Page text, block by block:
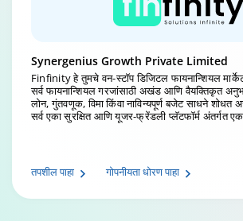
Synergenius Growth Private Limited
Finfinity हे तुमचे वन-स्टॉप डिजिटल फायनान्शियल
सर्व फायनान्शियल गरजांसाठी अखंड आणि वैयक्तिकृत
लोन, गुंतवणूक, विमा किंवा नाविन्यपूर्ण बजेट साधने
सर्व एका सुरक्षित आणि यूजर-फ्रेंडली प्लॅटफॉर्म अंतर्गत
तपशील पाहा गोपनीयता धोरण पाहा